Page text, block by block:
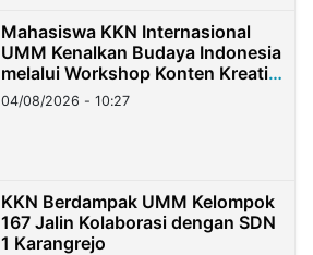
Mahasiswa KKN Internasional
UMM Kenalkan Budaya Indonesia
melalui Workshop Konten Kreatif
di Taiwan
04/08/2026 - 10:27
KKN Berdampak UMM Kelompok
167 Jalin Kolaborasi dengan SDN
1 Karangrejo